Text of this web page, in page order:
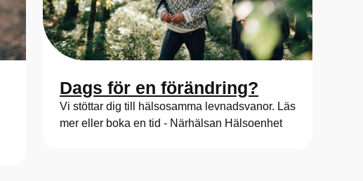
Dags för en förändring?
Vi stöttar dig till hälsosamma levnadsvanor. Läs
mer eller boka en tid - Närhälsan Hälsoenhet